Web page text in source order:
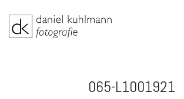
065-L1001921